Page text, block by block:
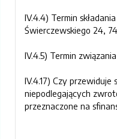
IV.4.4) Termin
Świerczewskiego 24,
IV.4.5) Termin
IV.4.17) Czy
niepodlegających
przeznaczone na